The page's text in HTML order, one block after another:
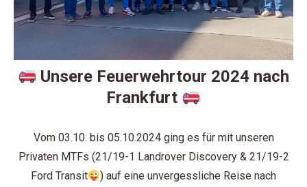
Unsere Feuerwehrtour 2024 nach
Frankfurt
Vom 03.10. bis 05.10.2024 ging es für mit unseren
Privaten MTFs (21/19-1 Landrover Discovery & 21/19-2
Ford Transit
) auf eine unvergessliche Reise nach